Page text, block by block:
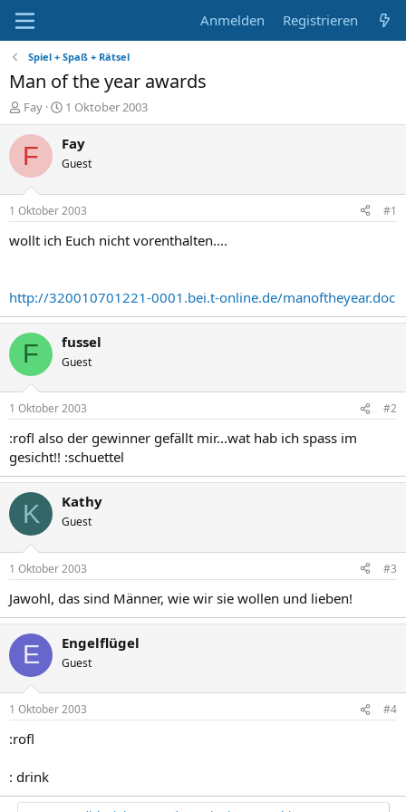
Anmelden Registrieren
Spiel + Spaß + Rätsel
Man of the year awards
E
r
s
l
e
r
Fay
E
r
s
e
l
t
a
1 Oktober 2003
F Fay
Guest
1 Oktober 2003 #1
wollt ich Euch nicht vorenthalten....
http://320010701221-0001.bei.t-online.de/manoftheyear.doc
F fussel
Guest
1 Oktober 2003 #2
:rofl also der gewinner gefällt mir...wat hab ich spass im
gesicht!! :schuettel
K Kathy
Guest
1 Oktober 2003 #3
Jawohl, das sind Männer, wie wir sie wollen und lieben!
E Engelflügel
Guest
1 Oktober 2003 #4
:rofl
: drink